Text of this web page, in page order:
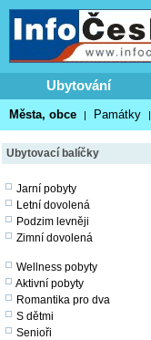
Ubytování
Města, obce | Památky |
Ubytovací balíčky
Jarní pobyty
Letní dovolená
Podzim levněji
Zimní dovolená
Wellness pobyty
Aktivní pobyty
Romantika pro dva
S dětmi
Senioři